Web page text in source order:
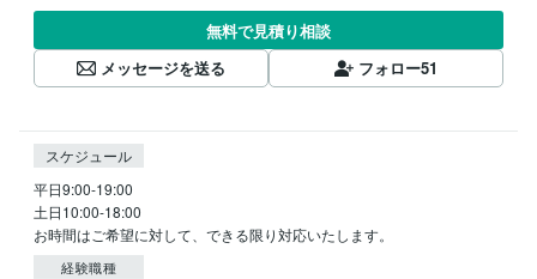
無料で見積り相談
メッセージを送る
フォロー51
スケジュール
平日9:00-19:00
土日10:00-18:00
お時間はご希望に対して、できる限り対応いたします。
経験職種